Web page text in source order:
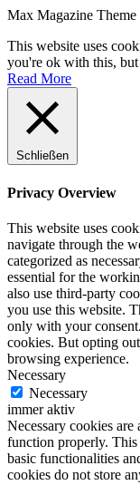
Max Magazine Theme
This website uses
you're ok with this,
Read More
Schließen
Privacy Overview
This website uses
navigate through the
categorized as
essential for the
also use third-party
you use this website.
only with your
cookies. But opting
browsing experience.
Necessary
Necessary
immer aktiv
Necessary cookies
function properly. This
basic functionalities
cookies do not store